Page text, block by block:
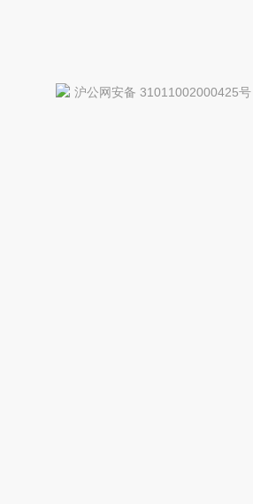
沪公网安备 31011002000425号